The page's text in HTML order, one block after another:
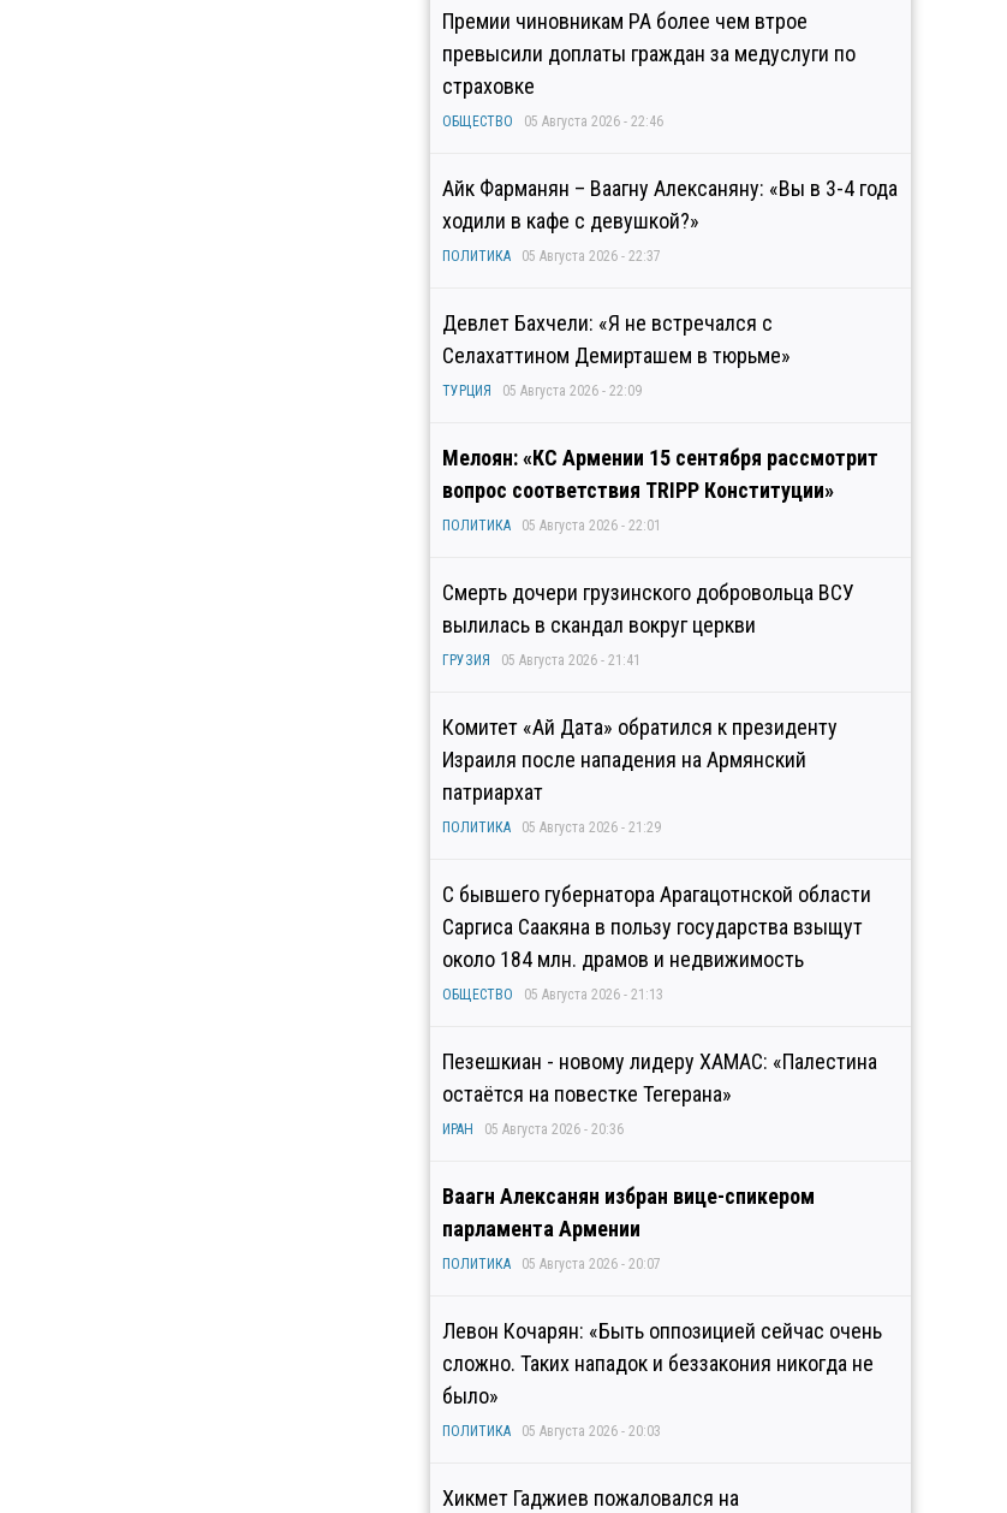
Премии чиновникам РА более чем втрое
превысили доплаты граждан за медуслуги по
страховке
ОБЩЕСТВО 05 Августа 2026 - 22:46
Айк Фарманян – Ваагну Алексаняну: «Вы в 3-4 года
ходили в кафе с девушкой?»
ПОЛИТИКА 05 Августа 2026 - 22:37
Девлет Бахчели: «Я не встречался с
Селахаттином Демирташем в тюрьме»
ТУРЦИЯ 05 Августа 2026 - 22:09
Мелоян: «КС Армении 15 сентября рассмотрит
вопрос соответствия TRIPP Конституции»
ПОЛИТИКА 05 Августа 2026 - 22:01
Смерть дочери грузинского добровольца ВСУ
вылилась в скандал вокруг церкви
ГРУЗИЯ 05 Августа 2026 - 21:41
Комитет «Ай Дата» обратился к президенту
Израиля после нападения на Армянский
патриархат
ПОЛИТИКА 05 Августа 2026 - 21:29
С бывшего губернатора Арагацотнской области
Саргиса Саакяна в пользу государства взыщут
около 184 млн. драмов и недвижимость
ОБЩЕСТВО 05 Августа 2026 - 21:13
Пезешкиан - новому лидеру ХАМАС: «Палестина
остаётся на повестке Тегерана»
ИРАН 05 Августа 2026 - 20:36
Ваагн Алексанян избран вице-спикером
парламента Армении
ПОЛИТИКА 05 Августа 2026 - 20:07
Левон Кочарян: «Быть оппозицией сейчас очень
сложно. Таких нападок и беззакония никогда не
было»
ПОЛИТИКА 05 Августа 2026 - 20:03
Хикмет Гаджиев пожаловался на